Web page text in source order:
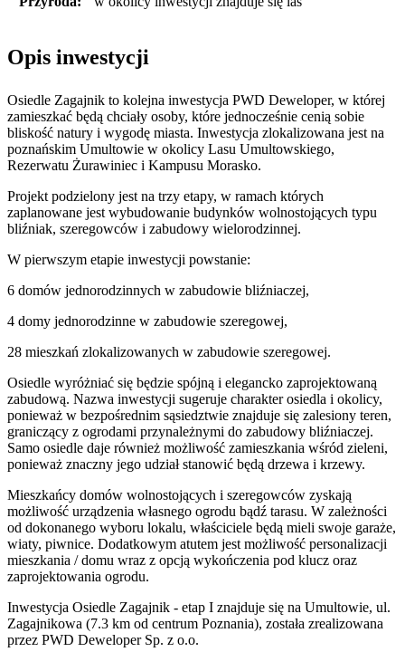
Opis inwestycji
Osiedle Zagajnik to kolejna inwestycja PWD Deweloper, w której
zamieszkać będą chciały osoby, które jednocześnie cenią sobie
bliskość natury i wygodę miasta. Inwestycja zlokalizowana jest na
poznańskim Umultowie w okolicy Lasu Umultowskiego,
Rezerwatu Żurawiniec i Kampusu Morasko.
Projekt podzielony jest na trzy etapy, w ramach których
zaplanowane jest wybudowanie budynków wolnostojących typu
bliźniak, szeregowców i zabudowy wielorodzinnej.
W pierwszym etapie inwestycji powstanie:
6 domów jednorodzinnych w zabudowie bliźniaczej,
4 domy jednorodzinne w zabudowie szeregowej,
28 mieszkań zlokalizowanych w zabudowie szeregowej.
Osiedle wyróżniać się będzie spójną i elegancko zaprojektowaną
zabudową. Nazwa inwestycji sugeruje charakter osiedla i okolicy,
ponieważ w bezpośrednim sąsiedztwie znajduje się zalesiony teren,
graniczący z ogrodami przynależnymi do zabudowy bliźniaczej.
Samo osiedle daje również możliwość zamieszkania wśród zieleni,
ponieważ znaczny jego udział stanowić będą drzewa i krzewy.
Mieszkańcy domów wolnostojących i szeregowców zyskają
możliwość urządzenia własnego ogrodu bądź tarasu. W zależności
od dokonanego wyboru lokalu, właściciele będą mieli swoje garaże,
wiaty, piwnice. Dodatkowym atutem jest możliwość personalizacji
mieszkania / domu wraz z opcją wykończenia pod klucz oraz
zaprojektowania ogrodu.
Inwestycja Osiedle Zagajnik - etap I znajduje się na Umultowie, ul.
Zagajnikowa (7.3 km od centrum Poznania), została zrealizowana
przez PWD Deweloper Sp. z o.o.